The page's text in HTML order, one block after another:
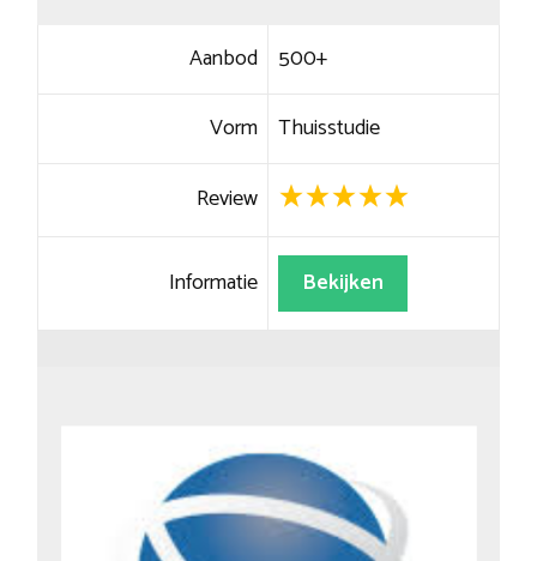
Aanbod 500+
Vorm Thuisstudie
Review
Informatie Bekijken